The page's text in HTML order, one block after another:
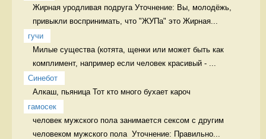
Жирная уродливая подруга Уточнение: Вы, молодёжь,
привыкли воспринимать, что "ЖУПа" это Жирная...
гучи
Милые существа (котята, щенки или может быть как
комплимент, например если человек красивый - ...
Синебот
Алкаш, пьяница Тот кто много бухает кароч
гамосек
человек мужского пола занимается сексом с другим
человеком мужского пола  Уточнение: Правильно...